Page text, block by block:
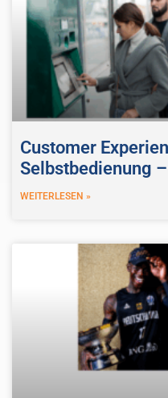
Customer
Selbstbedienung
WEITERLESEN »